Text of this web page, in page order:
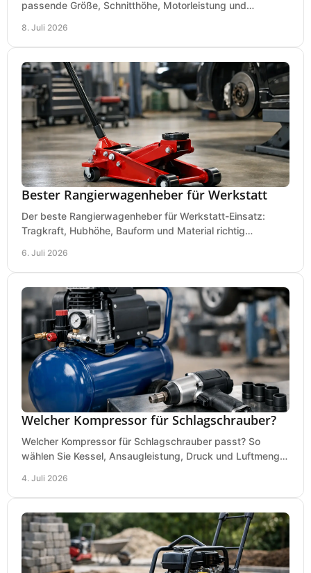
passende Größe, Schnitthöhe, Motorleistung und
8. Juli 2026
Bester Rangierwagenheber für Werkstatt
Der beste Rangierwagenheber für Werkstatt-Einsatz:
Tragkraft, Hubhöhe, Bauform und Material richtig
6. Juli 2026
Welcher Kompressor für Schlagschrauber?
Welcher Kompressor für Schlagschrauber passt? So
wählen Sie Kessel, Ansaugleistung, Druck und Luftmenge
4. Juli 2026